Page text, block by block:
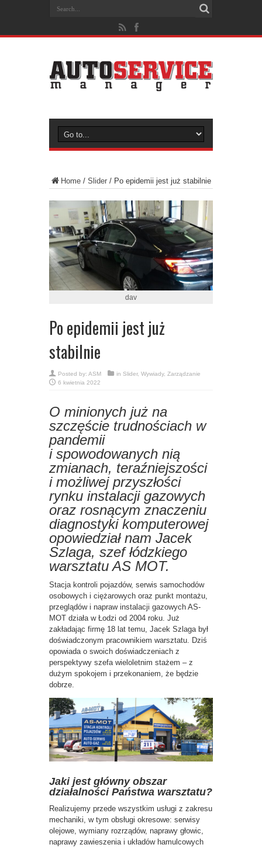
Home / Slider / Po epidemii jest już stabilnie
dav
Po epidemii jest już
stabilnie
Posted by: ASM in Slider, Wywiady, Zarządzanie
6 kwietnia 2022
O minionych już na
szczęście trudnościach w
pandemii
i spowodowanych nią
zmianach, teraźniejszości
i możliwej przyszłości
rynku instalacji gazowych
oraz rosnącym znaczeniu
diagnostyki komputerowej
opowiedział nam Jacek
Szlaga, szef łódzkiego
warsztatu AS MOT.
Stacja kontroli pojazdów, serwis samochodów
osobowych i ciężarowych oraz punkt montażu,
przeglądów i napraw instalacji gazowych AS-
MOT działa w Łodzi od 2004 roku. Już
zakładając firmę 18 lat temu, Jacek Szlaga był
doświadczonym pracownikiem warsztatu. Dziś
opowiada o swoich doświadczeniach z
perspektywy szefa wieloletnim stażem – z
dużym spokojem i przekonaniem, że będzie
dobrze.
Jaki jest główny obszar
działalności Państwa warsztatu?
Realizujemy przede wszystkim usługi z zakresu
mechaniki, w tym obsługi okresowe: serwisy
olejowe, wymiany rozrządów, naprawy głowic,
naprawy zawieszenia i układów hamulcowych